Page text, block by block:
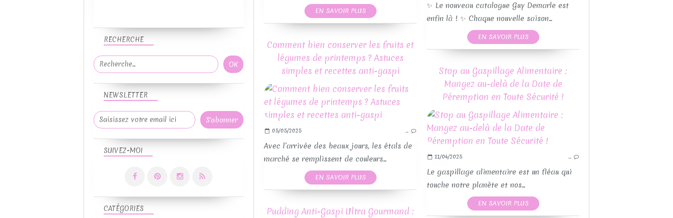
EN SAVOIR PLUS
✨ Le nouveau catalogue Guy Demarle est
enfin là ! ✨ Chaque nouvelle saison...
EN SAVOIR PLUS
Comment bien conserver les fruits et
légumes de printemps ? Astuces
simples et recettes anti-gaspi
BATCH COOKING
LÉGUMES
RECETTE AUX FRUITS
RECETTES SALÉES
SALADE
VÉGÉTARIEN
VEGAN
05/05/2025 …
Avec l’arrivée des beaux jours, les étals de
marché se remplissent de couleurs...
EN SAVOIR PLUS
Stop au Gaspillage Alimentaire :
Mangez au-delà de la Date de
Péremption en Toute Sécurité !
11/04/2025 …
Le gaspillage alimentaire est un fléau qui
touche notre planète et nos...
EN SAVOIR PLUS
Pudding Anti-Gaspi Ultra Gourmand :
NEWSLETTER
SUIVEZ-MOI
RECHERCHE
CATÉGORIES